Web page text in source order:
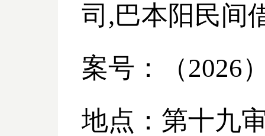
司 ,巴本阳民间
案号：（2026
地点：第十九